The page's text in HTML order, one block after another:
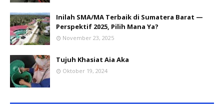
Inilah SMA/MA Terbaik di Sumatera Barat —
Perspektif 2025, Pilih Mana Ya?
November 23, 2025
Tujuh Khasiat Aia Aka
Oktober 19, 2024